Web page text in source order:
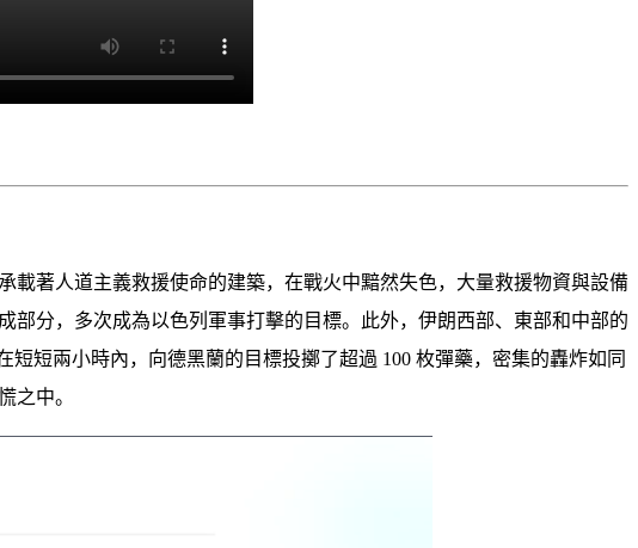
著人道主義救援使命的建築，在戰火中黯然失色，大量救援物資與設備
分，多次成為以色列軍事打擊的目標。此外，伊朗西部、東部和中部的
短兩小時內，向德黑蘭的目標投擲了超過 100 枚彈藥，密集的轟炸如同
之中。